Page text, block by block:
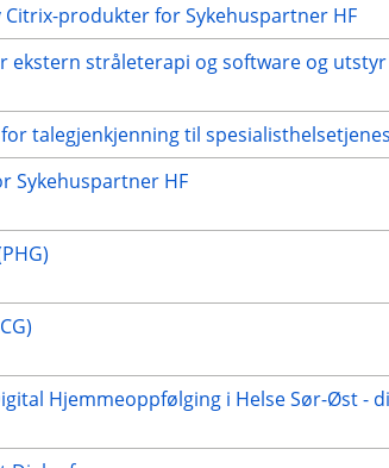
produkter for Sykehuspartner HF
ekstern stråleterapi og software og
talegjenkjenning til
Sykehuspartner HF
Hjemmeoppfølging i Helse Sør-Øst -